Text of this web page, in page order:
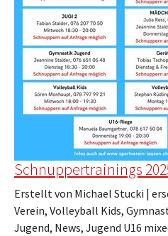
Schnuppertrainings
Erstellt von Michael Stucki |
Verein, Volleyball Kids,
Jugend, News, Jugend U16